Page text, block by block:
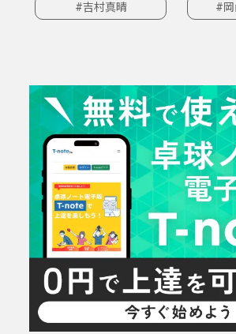
#吉村真晴 #岡